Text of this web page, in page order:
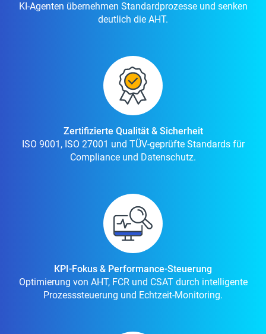
KI-Agenten übernehmen Standardprozesse und senken
deutlich die AHT.
Zertifizierte Qualität & Sicherheit
ISO 9001, ISO 27001 und TÜV-geprüfte Standards für
Compliance und Datenschutz.
KPI-Fokus & Performance-Steuerung
Optimierung von AHT, FCR und CSAT durch intelligente
Prozesssteuerung und Echtzeit-Monitoring.